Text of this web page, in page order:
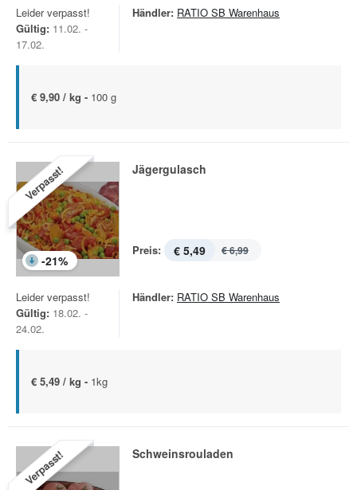
Leider verpasst!
Gültig: 11.02. -
17.02.
Händler: RATIO SB Warenhaus
€ 9,90 / kg - 100 g
Verpasst!
-21%
Jägergulasch
Preis: € 5,49 € 6,99
Leider verpasst!
Gültig: 18.02. -
24.02.
Händler: RATIO SB Warenhaus
€ 5,49 / kg - 1kg
Verpasst! Schweinsrouladen